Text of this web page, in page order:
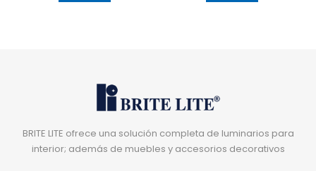
BRITE LITE ofrece una solución completa de luminarios para
interior; además de muebles y accesorios decorativos